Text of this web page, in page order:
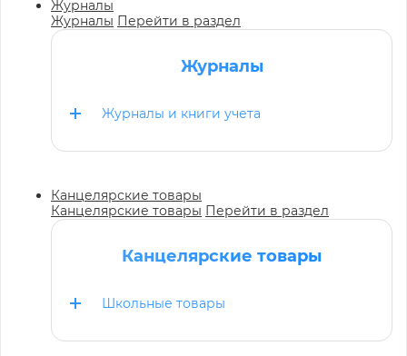
Журналы
Журналы Перейти в раздел
Журналы
Журналы и книги учета
Канцелярские товары
Канцелярские товары Перейти в раздел
Канцелярские товары
Школьные товары